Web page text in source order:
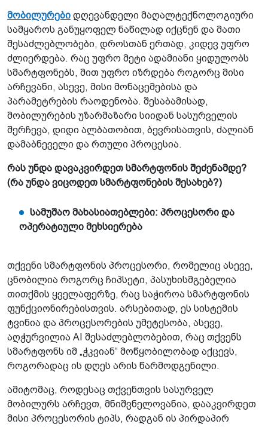
მობილურები დღევანდელი მაღალტექნოლოგიური
სამყაროს განუყოფელ ნაწილად იქცნენ და მათი
შესაძლებლობები, დროსთან ერთად, კიდევ უფრო
ძლიერდება. რაც უფრო მეტი ადამიანი ყიდულობს
სმარტფონებს, მით უფრო იზრდება როგორც მისი
არჩევანი, ასევე, მისი მონაცემებისა და
პარამეტრების რაოდენობა. შესაბამისად,
მობილურების უზარმაზარი სიიდან სასურველის
შერჩევა, დიდი ალბათობით, ბევრისათვის, ძალიან
დამაბნეველი და რთული პროცესია.
რას უნდა დავაკვირდეთ სმარტფონის შეძენამდე?
(რა უნდა ვიცოდეთ სმარტფონების შესახებ?)
სამუშაო მახასიათებლები: პროცესორი და
ოპერატიული მეხსიერება
თქვენი სმარტფონის პროცესორი, რომელიც ასევე,
ცნობილია როგორც ჩიპსეტი, პასუხისმგებელია
თითქმის ყველაფერზე, რაც საჭიროა სმარტფონის
ფუნქციონირებისთვის. არსებითად, ეს სისტემის
ტვინია და პროცესორების უმეტესობა, ასევე,
აღჭურვილია AI შესაძლებლობებით, რაც თქვენს
სმარტფონს იმ „ჭკვიან“ მოწყობილობად აქცევს,
როგორადაც ის დღეს არის წარმოდგენილი.
ამიტომაც, როდესაც თქვენთვის სასურველ
მობილურს არჩევთ, მნიშვნელოვანია, დააკვირდეთ
მისი პროცესორის ტიპს, რადგან ის პირდაპირ